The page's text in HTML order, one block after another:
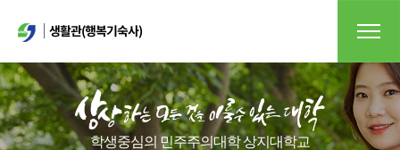
생활관(행복기숙사)
학생중심의 민주주의대학 상지대학교